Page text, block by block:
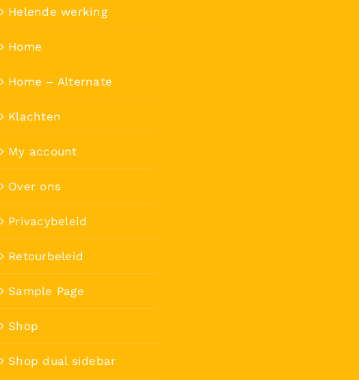
Helende werking
Home
Home – Alternate
Klachten
My account
Over ons
Privacybeleid
Retourbeleid
Sample Page
Shop
Shop dual sidebar